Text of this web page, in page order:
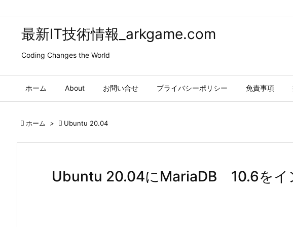
最新IT技術情報_arkgame.com
Coding Changes the World
ホーム About お問い合せ プライバシーポリシー 免責事項
 ホーム >  Ubuntu 20.04
Ubuntu 20.04にMariaDB 10.6をイ